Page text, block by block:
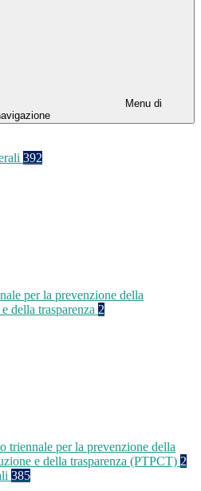
Menu di
392
per la prevenzione della
della trasparenza 2
triennale per la prevenzione della
e della trasparenza (PTPCT) 2
385